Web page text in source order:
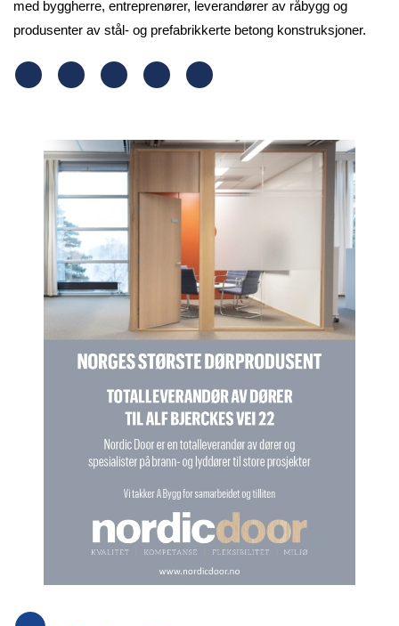
med byggherre, entreprenører, leverandører av råbygg og
produsenter av stål- og prefabrikkerte betong konstruksjoner.